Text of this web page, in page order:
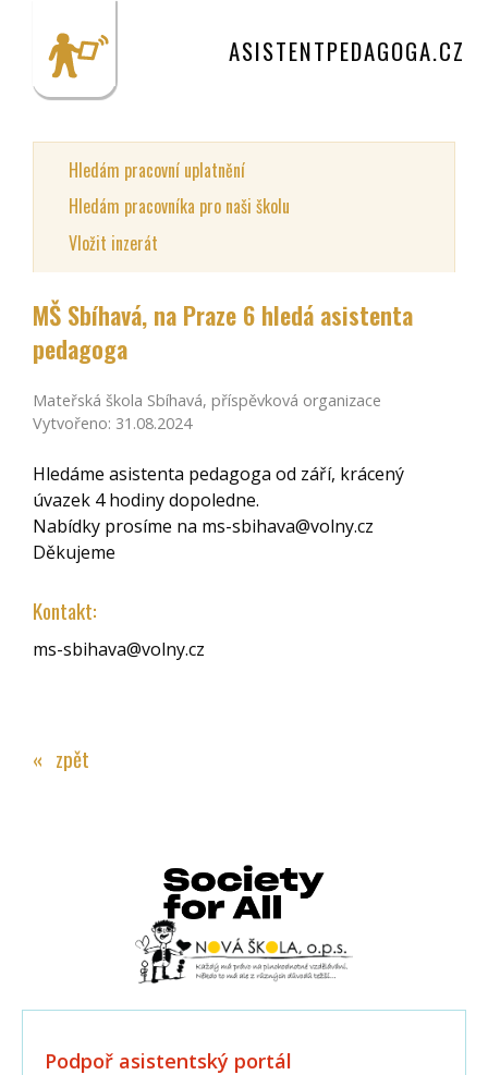
ASISTENTPEDAGOGA.CZ
Hledám pracovní uplatnění
Hledám pracovníka pro naši školu
Vložit inzerát
MŠ Sbíhavá, na Praze 6 hledá asistenta
pedagoga
Mateřská škola Sbíhavá, příspěvková organizace
Vytvořeno: 31.08.2024
Hledáme asistenta pedagoga od září, krácený
úvazek 4 hodiny dopoledne.
Nabídky prosíme na ms-sbihava@volny.cz
Děkujeme
Kontakt:
ms-sbihava@volny.cz
« zpět